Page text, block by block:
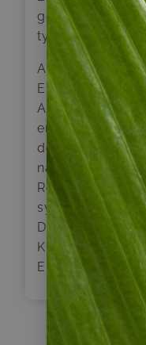
gezeigt werden
typischen
Am Nachmittag
Erlebnis: die
Atacameños.
ermöglicht uns,
der
nachzuerleben,
Reiseleiter
symbolische Tier
Die Landschaft,
Kultur in Chile,
Eindrücke